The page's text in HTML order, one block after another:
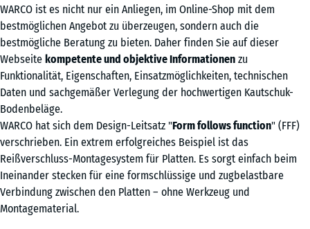
WARCO ist es nicht nur ein Anliegen, im Online-Shop mit dem
bestmöglichen Angebot zu überzeugen, sondern auch die
bestmögliche Beratung zu bieten. Daher finden Sie auf dieser
Webseite kompetente und objektive Informationen zu
Funktionalität, Eigenschaften, Einsatzmöglichkeiten, technischen
Daten und sachgemäßer Verlegung der hochwertigen Kautschuk-
Bodenbeläge.
WARCO hat sich dem Design-Leitsatz "Form follows function" (FFF)
verschrieben. Ein extrem erfolgreiches Beispiel ist das
Reißverschluss-Montagesystem für Platten. Es sorgt einfach beim
Ineinander stecken für eine formschlüssige und zugbelastbare
Verbindung zwischen den Platten – ohne Werkzeug und
Montagematerial.